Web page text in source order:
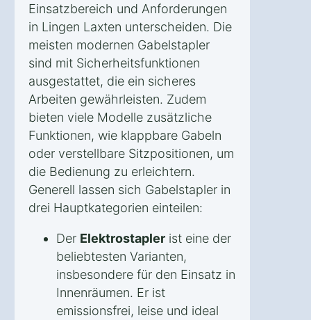
Einsatzbereich und Anforderungen
in Lingen Laxten unterscheiden. Die
meisten modernen Gabelstapler
sind mit Sicherheitsfunktionen
ausgestattet, die ein sicheres
Arbeiten gewährleisten. Zudem
bieten viele Modelle zusätzliche
Funktionen, wie klappbare Gabeln
oder verstellbare Sitzpositionen, um
die Bedienung zu erleichtern.
Generell lassen sich Gabelstapler in
drei Hauptkategorien einteilen:
Der Elektrostapler ist eine der
beliebtesten Varianten,
insbesondere für den Einsatz in
Innenräumen. Er ist
emissionsfrei, leise und ideal